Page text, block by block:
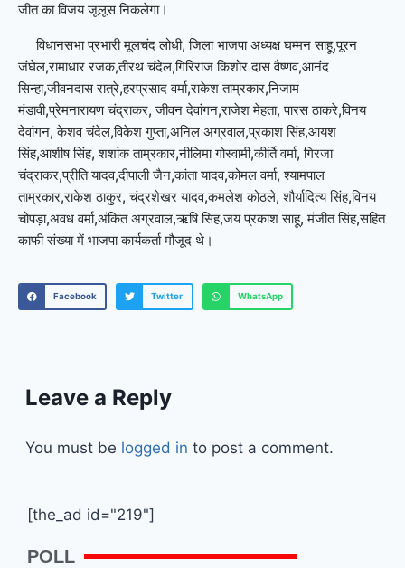
जीत का विजय जूलूस निकलेगा।
विधानसभा प्रभारी मूलचंद लोधी, जिला भाजपा अध्यक्ष घम्मन साहू,पूरन
जंघेल,रामाधार रजक,तीरथ चंदेल,गिरिराज किशोर दास वैष्णव,आनंद
सिन्हा,जीवनदास रात्रे,हरप्रसाद वर्मा,राकेश ताम्रकार,निजाम
मंडावी,प्रेमनारायण चंद्राकर, जीवन देवांगन,राजेश मेहता, पारस ठाकरे,विनय
देवांगन, केशव चंदेल,विकेश गुप्ता,अनिल अग्रवाल,प्रकाश सिंह,आयश
सिंह,आशीष सिंह, शशांक ताम्रकार,नीलिमा गोस्वामी,कीर्ति वर्मा, गिरजा
चंद्राकर,प्रीति यादव,दीपाली जैन,कांता यादव,कोमल वर्मा, श्यामपाल
ताम्रकार,राकेश ठाकुर, चंद्रशेखर यादव,कमलेश कोठले, शौर्यादित्य सिंह,विनय
चोपड़ा,अवध वर्मा,अंकित अग्रवाल,ऋषि सिंह,जय प्रकाश साहू, मंजीत सिंह,सहित
काफी संख्या में भाजपा कार्यकर्ता मौजूद थे।
Facebook Twitter WhatsApp
Leave a Reply
You must be logged in to post a comment.
[the_ad id="219"]
POLL